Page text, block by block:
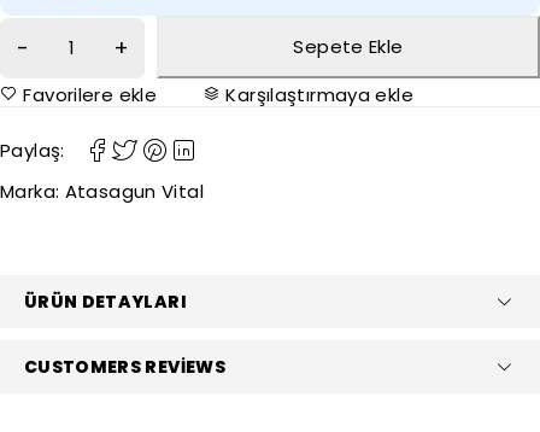
Sepete Ekle
Favorilere ekle
Karşılaştırmaya ekle
Paylaş:
Marka: Atasagun Vital
ÜRÜN DETAYLARI
CUSTOMERS REVIEWS